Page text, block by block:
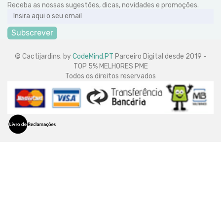
Receba as nossas sugestões, dicas, novidades e promoções.
Subscrever
© Cactijardins. byCodeMind.PT Parceiro Digital desde 2019 -
TOP 5% MELHORES PME
Todos os direitos reservados